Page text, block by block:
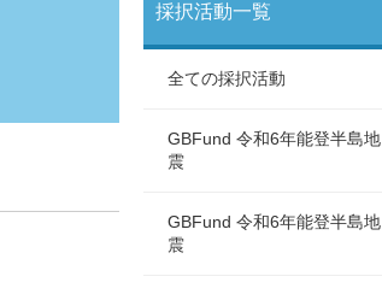
採択活動一覧
全ての採択活動
GBFund 令和6年能登半島地
震
GBFund 令和6年能登半島地
震